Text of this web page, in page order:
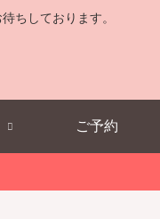
ちしております。
ご予約